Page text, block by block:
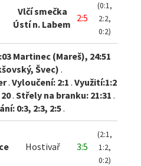
Vlčí smečka
Ústí n. Labem
2:5
(0:1,
2:2,
0:2)
Martinec (Mareš), 24:51
Švec) .
. Vyloučení: 2:1 . Využití:1:2
. Střely na branku: 21:31 .
0:3, 2:3, 2:5.
Hostivař 3:5
(2:1,
1:2,
0:2)